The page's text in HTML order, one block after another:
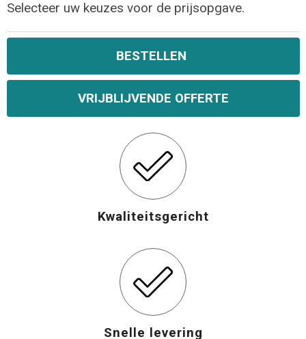
Opvouwbare tassen
Waterbestendige tassen
Katoenen draagtassen
Selecteer uw keuzes voor de prijsopgave.
BESTELLEN
VRIJBLIJVENDE OFFERTE
Kwaliteitsgericht
Snelle levering